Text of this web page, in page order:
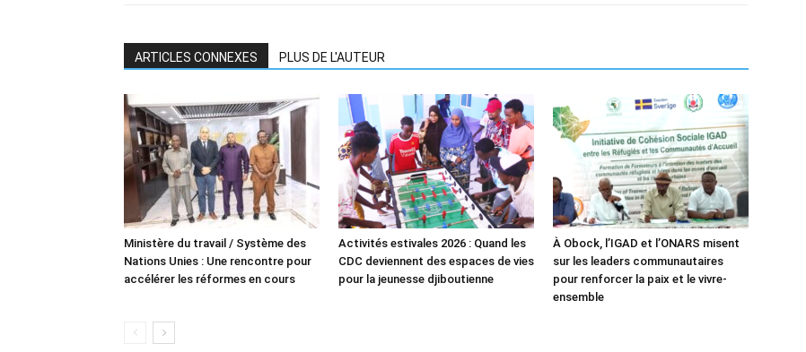
ARTICLES CONNEXES PLUS DE L'AUTEUR
Ministère du travail / Système des
Nations Unies : Une rencontre pour
accélérer les réformes en cours
Activités estivales 2026 : Quand les
CDC deviennent des espaces de vies
pour la jeunesse djiboutienne
À Obock, l’IGAD et l’ONARS misent
sur les leaders communautaires
pour renforcer la paix et le vivre-
ensemble